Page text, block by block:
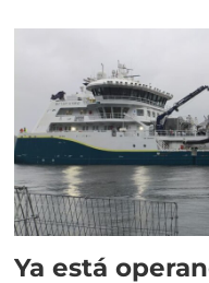
Ya está